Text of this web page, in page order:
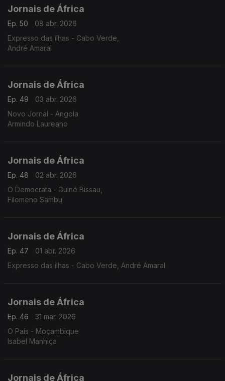
Jornais de África
Ep. 50
08 abr. 2026
Expresso das ilhas - Cabo Verde,
André Amaral
Jornais de África
Ep. 49
03 abr. 2026
Novo Jornal - Angola
Armindo Laureano
Jornais de África
Ep. 48
02 abr. 2026
O Democrata - Guiné Bissau,
Filomeno Sambu
Jornais de África
Ep. 47
01 abr. 2026
Expresso das ilhas - Cabo Verde, André Amaral
Jornais de África
Ep. 46
31 mar. 2026
O País - Moçambique
Isabel Manhiça
Jornais de África